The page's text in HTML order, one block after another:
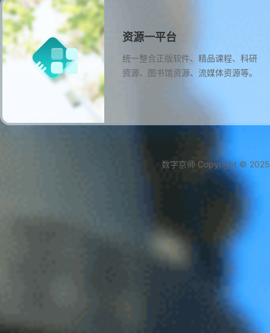
资源一平台
统一整合正版软件、精品课程、科研
资源、图书馆资源、流媒体资源等。
数字京师 Copyright © 2025